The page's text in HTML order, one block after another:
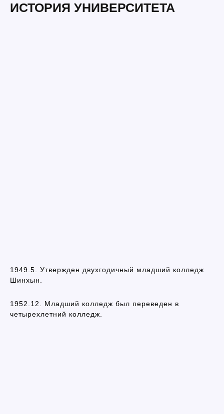
ИСТОРИЯ УНИВЕРСИТЕТА
1949.5. Утвержден двухгодичный младший колледж
Шинхын.
1952.12. Младший колледж был переведен в
четырехлетний колледж.